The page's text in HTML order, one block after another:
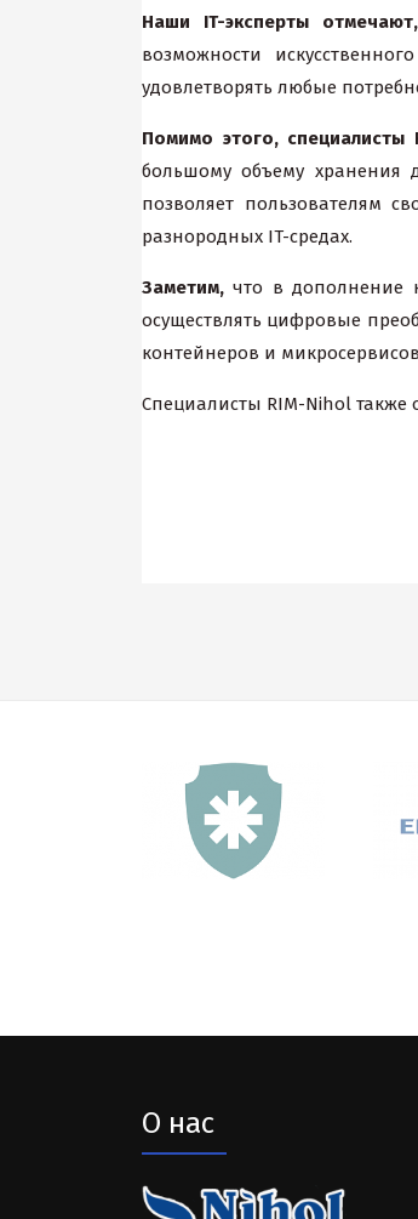
Наши IT-эксперты
возможности
удовлетворять любые
Помимо этого, специалисты
большому объему хранения
позволяет пользователям
разнородных IT-средах.
Заметим, что в дополнение
осуществлять цифровые
контейнеров и
Специалисты RIM-Nihol также
О нас